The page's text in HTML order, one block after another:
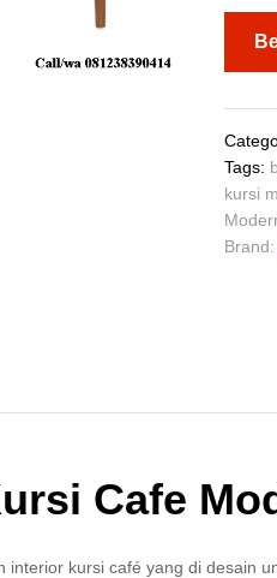
Tags:
kursi
Brand:
Cafe
interior kursi café yang di desain